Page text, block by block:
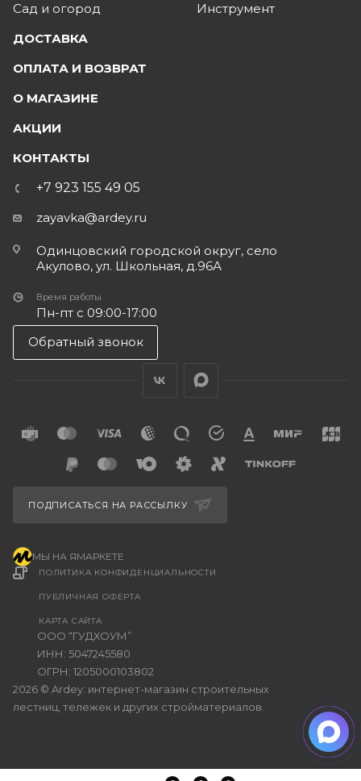
Сад и огород
Инструмент
ДОСТАВКА
ОПЛАТА И ВОЗВРАТ
О МАГАЗИНЕ
АКЦИИ
КОНТАКТЫ
+7 923 155 49 05
zayavka@ardey.ru
Одинцовский городской округ, село
Акулово, ул. Школьная, д.96А
Время работы
Пн-пт с 09:00-17:00
Обратный звонок
2026 © Ardey: интернет-магазин строительных
лестниц, тележек и других стройматериалов.
ООО “ГУДХОУМ”
ИНН: 5047245580
ОГРН: 1205000103802
ПОЛИТИКА КОНФИДЕНЦИАЛЬНОСТИ
ПУБЛИЧНАЯ ОФЕРТА
КАРТА САЙТА
ПОДПИСАТЬСЯ НА РАССЫЛКУ
МЫ НА ЯМАРКЕТЕ